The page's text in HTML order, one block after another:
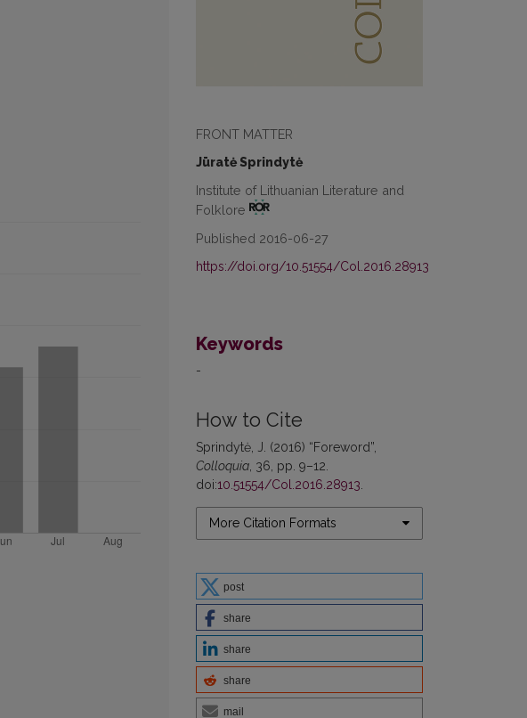
FRONT MATTER
Jūratė Sprindytė
Institute of Lithuanian Literature and
Folklore
Published 2016-06-27
https://doi.org/10.51554/Col.2016.28913
Keywords
-
How to Cite
Sprindytė, J. (2016) “Foreword”,
Colloquia , 36, pp. 9–12.
doi:10.51554/Col.2016.28913
More Citation Formats
post
share
share
share
mail